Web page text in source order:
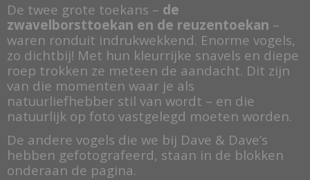
De twee grote toekans – de
zwavelborsttoekan en de reuzentoekan –
waren ronduit indrukwekkend. Enorme vogels,
zo dichtbij! Met hun kleurrijke snavels en diepe
roep trokken ze meteen de aandacht. Dit zijn
van die momenten waar je als
natuurliefhebber stil van wordt – en die
natuurlijk op foto vastgelegd moeten worden.
De andere vogels die we bij Dave & Dave’s
hebben gefotografeerd, staan in de blokken
onderaan de pagina.